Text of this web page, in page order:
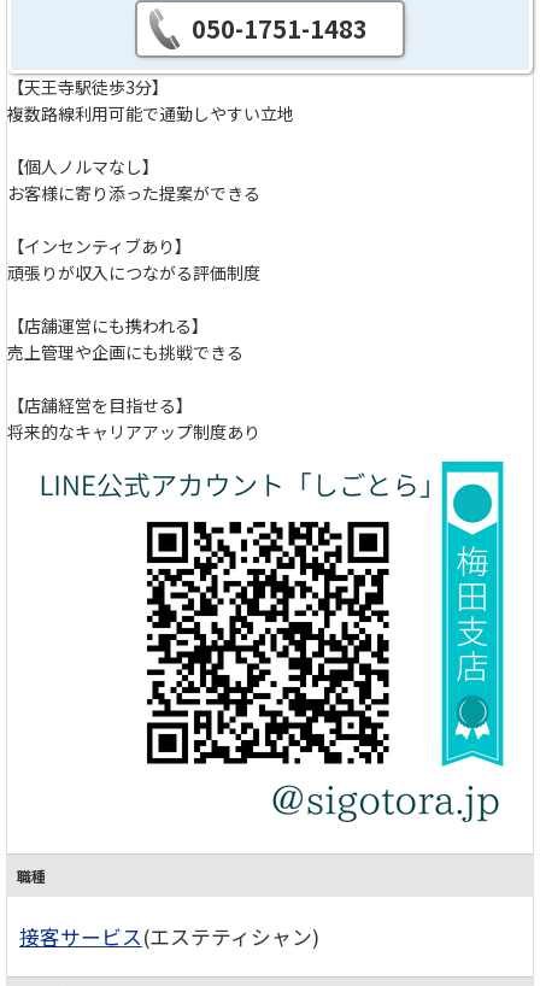
050-1751-1483
【天王寺駅徒歩3分】
複数路線利用可能で通勤しやすい立地
【個人ノルマなし】
お客様に寄り添った提案ができる
【インセンティブあり】
頑張りが収入につながる評価制度
【店舗運営にも携われる】
売上管理や企画にも挑戦できる
【店舗経営を目指せる】
将来的なキャリアアップ制度あり
職種
接客サービス(エステティシャン)